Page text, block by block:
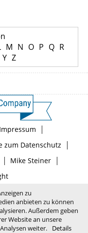
M N O P Q R
Y Z
Impressum |
zum Datenschutz |
| Mike Steiner|
zu
anbieten zu können
Außerdem geben
Website an unsere
weiter.
Details